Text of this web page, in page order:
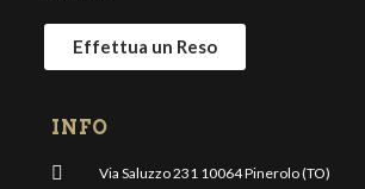
Effettua un Reso
INFO
Via Saluzzo 231 10064 Pinerolo (TO)